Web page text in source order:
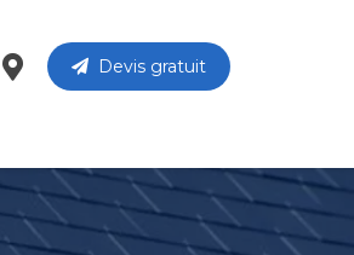
Devis gratuit